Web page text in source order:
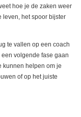
hoe je de zaken weer
leven, het spoor bijster
te vallen op een coach
volgende fase gaan
kunnen helpen om je
of op het juiste